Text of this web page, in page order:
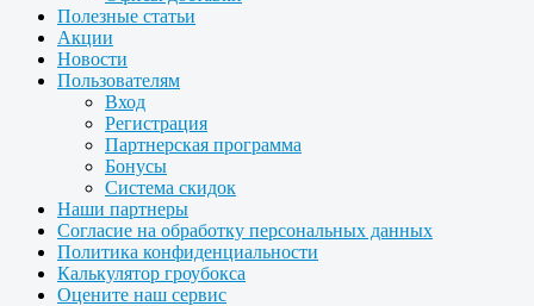
Полезные статьи
Акции
Новости
Пользователям
Вход
Регистрация
Партнерская программа
Бонусы
Система скидок
Наши партнеры
Согласие на обработку персональных данных
Политика конфиденциальности
Калькулятор гроубокса
Оцените наш сервис